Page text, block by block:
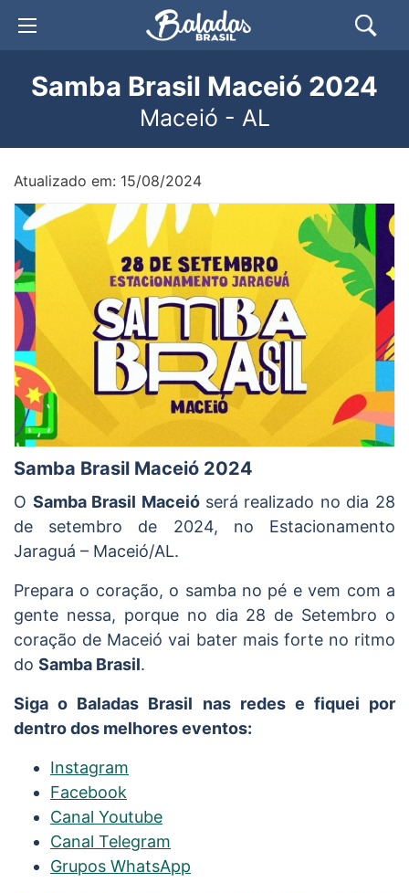
Samba Brasil Maceió 2024
Maceió - AL
Atualizado em: 15/08/2024
Samba Brasil Maceió 2024
O Samba Brasil Maceió será realizado no dia 28
de setembro de 2024, no Estacionamento
Jaraguá – Maceió/AL.
Prepara o coração, o samba no pé e vem com a
gente nessa, porque no dia 28 de Setembro o
coração de Maceió vai bater mais forte no ritmo
do Samba Brasil.
Siga o Baladas Brasil nas redes e fiquei por
dentro dos melhores eventos:
Instagram
Facebook
Canal Youtube
Canal Telegram
Grupos WhatsApp